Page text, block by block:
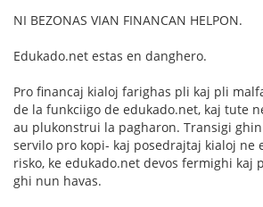
NI BEZONAS VIAN FINANCAN HELPON.
Edukado.net estas en danghero.
Pro financaj kialoj farighas pli kaj pli
de la funkciigo de edukado.net, kaj tute
au plukonstrui la pagharon. Transigi
servilo pro kopi- kaj posedrajtaj kialoj ne
risko, ke edukado.net devos fermighi kaj
ghi nun havas.